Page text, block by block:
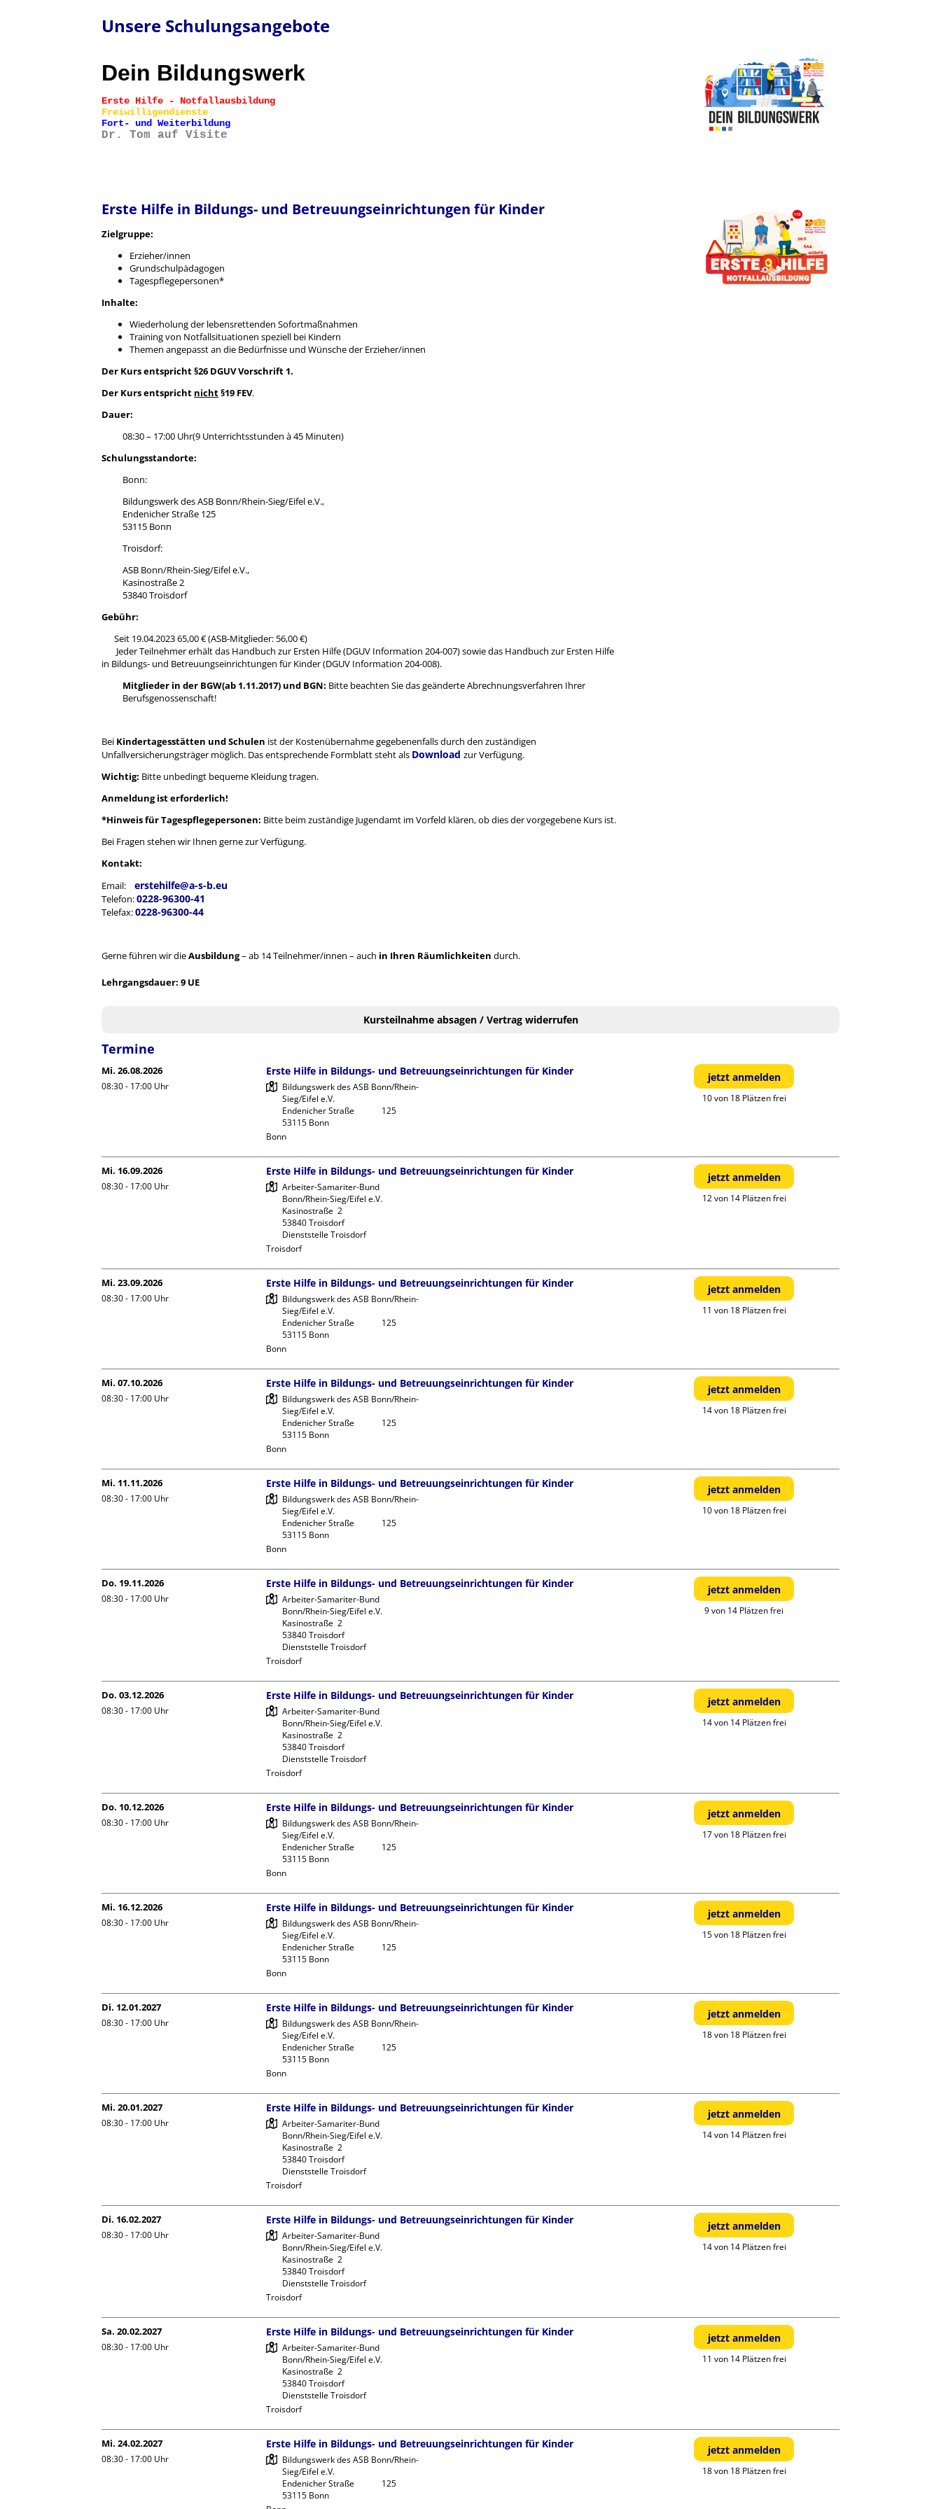
Unsere Schulungsangebote
Dein Bildungswerk
Erste Hilfe - Notfallausbildung
Freiwilligendienste
Fort- und Weiterbildung
Dr. Tom auf Visite
Erste Hilfe in Bildungs- und Betreuungseinrichtungen für Kinder
Zielgruppe:
Erzieher/innen
Grundschulpädagogen
Tagespflegepersonen*
Inhalte:
Wiederholung der lebensrettenden Sofortmaßnahmen
Training von Notfallsituationen speziell bei Kindern
Themen angepasst an die Bedürfnisse und Wünsche der Erzieher/innen
Der Kurs entspricht §26 DGUV Vorschrift 1.
Der Kurs entspricht nicht§19 FEV.
Dauer:
08:30 – 17:00 Uhr(9 Unterrichtsstunden à 45 Minuten)
Schulungsstandorte:
Bonn:
Bildungswerk des ASB Bonn/Rhein-Sieg/Eifel e.V.,
Endenicher Straße 125
53115 Bonn
Troisdorf:
ASB Bonn/Rhein-Sieg/Eifel e.V.,
Kasinostraße 2
53840 Troisdorf
Gebühr:
Seit 19.04.2023 65,00 € (ASB-Mitglieder: 56,00 €)
Jeder Teilnehmer erhält das Handbuch zur Ersten Hilfe (DGUV Information 204-007) sowie das Handbuch zur Ersten Hilfe
in Bildungs- und Betreuungseinrichtungen für Kinder (DGUV Information 204-008).
Mitglieder in der BGW(ab 1.11.2017) und BGN: Bitte beachten Sie das geänderte Abrechnungsverfahren Ihrer
Berufsgenossenschaft!
Bei Kindertagesstätten und Schulen ist der Kostenübernahme gegebenenfalls durch den zuständigen
Unfallversicherungsträger möglich. Das entsprechende Formblatt steht als Downloadzur Verfügung.
Wichtig: Bitte unbedingt bequeme Kleidung tragen.
Anmeldung ist erforderlich!
*Hinweis für Tagespflegepersonen: Bitte beim zuständige Jugendamt im Vorfeld klären, ob dies der vorgegebene Kurs ist.
Bei Fragen stehen wir Ihnen gerne zur Verfügung.
Kontakt:
Email:erstehilfe@a-s-b.eu
Telefon:0228-96300-41
Telefax:0228-96300-44
Gerne führen wir dieAusbildung– ab 14 Teilnehmer/innen – auch in Ihren Räumlichkeiten durch.
Lehrgangsdauer: 9 UE
Kursteilnahme absagen / Vertrag widerrufen
Termine
Mi. 26.08.2026
08:30 - 17:00 Uhr
Erste Hilfe in Bildungs- und Betreuungseinrichtungen für Kinder
Bildungswerk des ASB Bonn/Rhein-
Sieg/Eifel e.V.
Endenicher Straße             125
53115 Bonn
Bonn
jetzt anmelden
10 von 18 Plätzen frei
Mi. 16.09.2026
08:30 - 17:00 Uhr
Erste Hilfe in Bildungs- und Betreuungseinrichtungen für Kinder
Arbeiter-Samariter-Bund
Bonn/Rhein-Sieg/Eifel e.V.
Kasinostraße  2
53840 Troisdorf
Dienststelle Troisdorf
Troisdorf
jetzt anmelden
12 von 14 Plätzen frei
Mi. 23.09.2026
08:30 - 17:00 Uhr
Erste Hilfe in Bildungs- und Betreuungseinrichtungen für Kinder
Bildungswerk des ASB Bonn/Rhein-
Sieg/Eifel e.V.
Endenicher Straße             125
53115 Bonn
Bonn
jetzt anmelden
11 von 18 Plätzen frei
Mi. 07.10.2026
08:30 - 17:00 Uhr
Erste Hilfe in Bildungs- und Betreuungseinrichtungen für Kinder
Bildungswerk des ASB Bonn/Rhein-
Sieg/Eifel e.V.
Endenicher Straße             125
53115 Bonn
Bonn
jetzt anmelden
14 von 18 Plätzen frei
Mi. 11.11.2026
08:30 - 17:00 Uhr
Erste Hilfe in Bildungs- und Betreuungseinrichtungen für Kinder
Bildungswerk des ASB Bonn/Rhein-
Sieg/Eifel e.V.
Endenicher Straße             125
53115 Bonn
Bonn
jetzt anmelden
10 von 18 Plätzen frei
Do. 19.11.2026
08:30 - 17:00 Uhr
Erste Hilfe in Bildungs- und Betreuungseinrichtungen für Kinder
Arbeiter-Samariter-Bund
Bonn/Rhein-Sieg/Eifel e.V.
Kasinostraße  2
53840 Troisdorf
Dienststelle Troisdorf
Troisdorf
jetzt anmelden
9 von 14 Plätzen frei
Do. 03.12.2026
08:30 - 17:00 Uhr
Erste Hilfe in Bildungs- und Betreuungseinrichtungen für Kinder
Arbeiter-Samariter-Bund
Bonn/Rhein-Sieg/Eifel e.V.
Kasinostraße  2
53840 Troisdorf
Dienststelle Troisdorf
Troisdorf
jetzt anmelden
14 von 14 Plätzen frei
Do. 10.12.2026
08:30 - 17:00 Uhr
Erste Hilfe in Bildungs- und Betreuungseinrichtungen für Kinder
Bildungswerk des ASB Bonn/Rhein-
Sieg/Eifel e.V.
Endenicher Straße             125
53115 Bonn
Bonn
jetzt anmelden
17 von 18 Plätzen frei
Mi. 16.12.2026
08:30 - 17:00 Uhr
Erste Hilfe in Bildungs- und Betreuungseinrichtungen für Kinder
Bildungswerk des ASB Bonn/Rhein-
Sieg/Eifel e.V.
Endenicher Straße             125
53115 Bonn
Bonn
jetzt anmelden
15 von 18 Plätzen frei
Di. 12.01.2027
08:30 - 17:00 Uhr
Erste Hilfe in Bildungs- und Betreuungseinrichtungen für Kinder
Bildungswerk des ASB Bonn/Rhein-
Sieg/Eifel e.V.
Endenicher Straße             125
53115 Bonn
Bonn
jetzt anmelden
18 von 18 Plätzen frei
Mi. 20.01.2027
08:30 - 17:00 Uhr
Erste Hilfe in Bildungs- und Betreuungseinrichtungen für Kinder
Arbeiter-Samariter-Bund
Bonn/Rhein-Sieg/Eifel e.V.
Kasinostraße  2
53840 Troisdorf
Dienststelle Troisdorf
Troisdorf
jetzt anmelden
14 von 14 Plätzen frei
Di. 16.02.2027
08:30 - 17:00 Uhr
Erste Hilfe in Bildungs- und Betreuungseinrichtungen für Kinder
Arbeiter-Samariter-Bund
Bonn/Rhein-Sieg/Eifel e.V.
Kasinostraße  2
53840 Troisdorf
Dienststelle Troisdorf
Troisdorf
jetzt anmelden
14 von 14 Plätzen frei
Sa. 20.02.2027
08:30 - 17:00 Uhr
Erste Hilfe in Bildungs- und Betreuungseinrichtungen für Kinder
Arbeiter-Samariter-Bund
Bonn/Rhein-Sieg/Eifel e.V.
Kasinostraße  2
53840 Troisdorf
Dienststelle Troisdorf
Troisdorf
jetzt anmelden
11 von 14 Plätzen frei
Mi. 24.02.2027
08:30 - 17:00 Uhr
Erste Hilfe in Bildungs- und Betreuungseinrichtungen für Kinder
Bildungswerk des ASB Bonn/Rhein-
Sieg/Eifel e.V.
Endenicher Straße             125
53115 Bonn
jetzt anmelden
18 von 18 Plätzen frei